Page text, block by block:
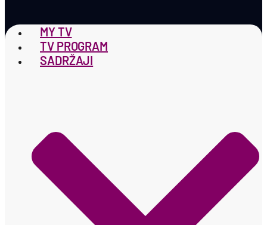
MY TV
TV PROGRAM
SADRŽAJI